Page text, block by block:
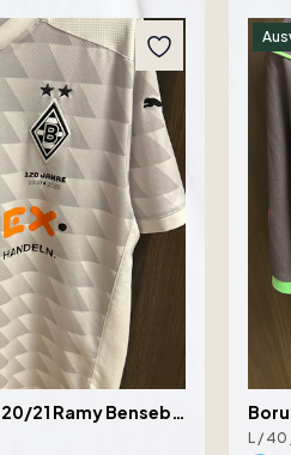
Borussia Mönchengladbach 20/21 Ramy Bensebaini
L / 40